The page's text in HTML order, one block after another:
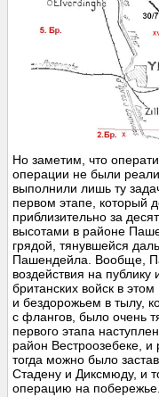
Но заметим, что
операции не были
выполнили лишь ту
первом этапе, который
приблизительно за
высотами в районе
грядой, тянувшейся
Пашендейла. Вообще,
воздействия на
британских войск в
и бездорожьем в тылу,
с флангов, было очень
первого этапа
район Вестроозебеке,
тогда можно было
Стадену и Диксмюду, и
операцию на побережье.